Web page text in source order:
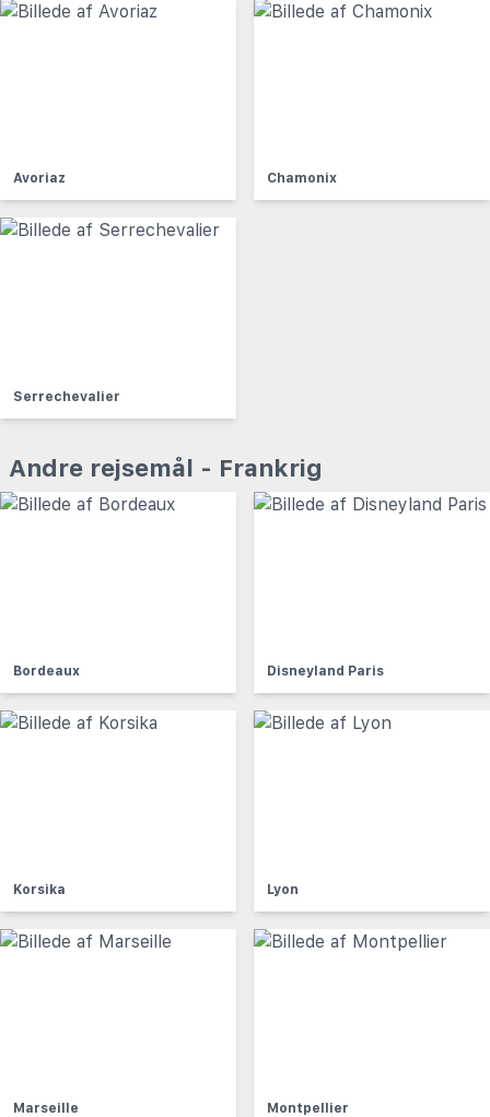
Avoriaz Chamonix
Serrechevalier
Andre rejsemål - Frankrig
Bordeaux Disneyland Paris
Korsika Lyon
Marseille Montpellier